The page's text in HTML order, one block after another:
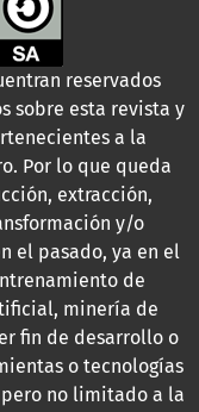
reservados
sobre esta revista y
a la
Por lo que queda
extracción,
y/o
el pasado, ya en el
de
minería de
fin de desarrollo o
o tecnologías
no limitado a la